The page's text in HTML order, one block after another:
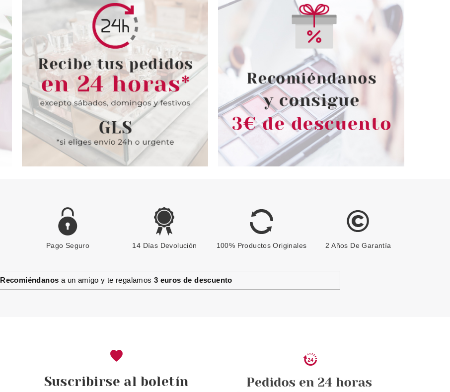
Pago Seguro 14 Días Devolución 100% Productos Originales 2 Años De Garantía
Recomiéndanos a un amigo y te regalamos 3 euros de descuento
Suscribirse al boletín